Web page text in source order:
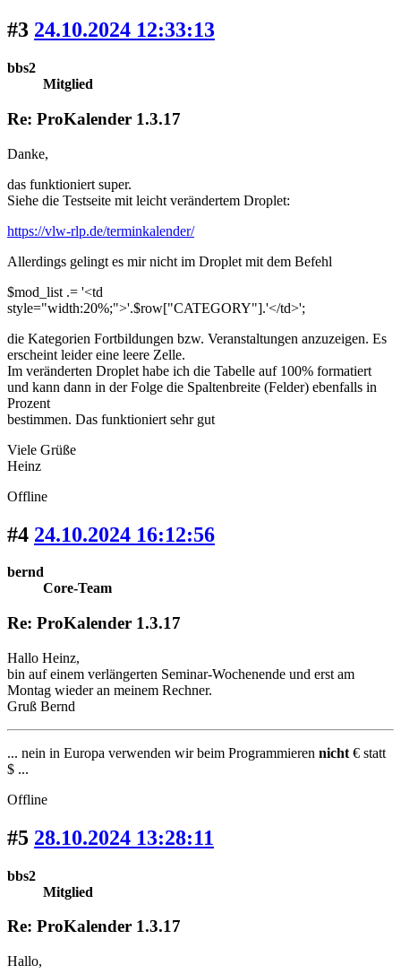
#3 24.10.2024 12:33:13
bbs2
Mitglied
Re: ProKalender 1.3.17
Danke,
das funktioniert super.
Siehe die Testseite mit leicht verändertem Droplet:
https://vlw-rlp.de/terminkalender/
Allerdings gelingt es mir nicht im Droplet mit dem Befehl
$mod_list .= '<td
style="width:20%;">'.$row["CATEGORY"].'</td>';
die Kategorien Fortbildungen bzw. Veranstaltungen anzuzeigen. Es
erscheint leider eine leere Zelle.
Im veränderten Droplet habe ich die Tabelle auf 100% formatiert
und kann dann in der Folge die Spaltenbreite (Felder) ebenfalls in
Prozent
bestimmen. Das funktioniert sehr gut
Viele Grüße
Heinz
Offline
#4 24.10.2024 16:12:56
bernd
Core-Team
Re: ProKalender 1.3.17
Hallo Heinz,
bin auf einem verlängerten Seminar-Wochenende und erst am
Montag wieder an meinem Rechner.
Gruß Bernd
... nein in Europa verwenden wir beim Programmieren nicht € statt
$ ...
Offline
#5 28.10.2024 13:28:11
bbs2
Mitglied
Re: ProKalender 1.3.17
Hallo,